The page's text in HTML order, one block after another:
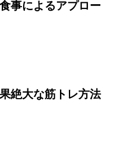
事によるアプロー
絶大な筋トレ方法